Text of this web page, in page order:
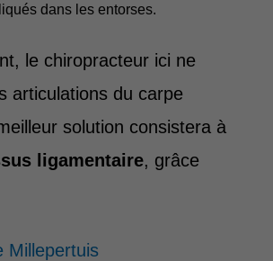
dans les entorses.
le chiropracteur ici ne
articulations du carpe
solution consistera à
ligamentaire, grâce
Millepertuis